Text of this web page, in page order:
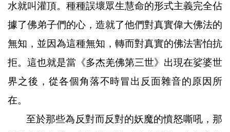
水就叫灌頂。種種誤壞眾生慧命的形式主義完全佔
據了佛弟子們的心，造就了他們對真實偉大佛法的
無知，並因為這種無知，轉而對真實的佛法害怕抗
拒。這也就是當《多杰羌佛第三世》出現在娑婆世
界之後，從各個角落不時冒出反面雜音的原因所
在。
至於那些為反對而反對的妖魔的憤怒嘶吼，那